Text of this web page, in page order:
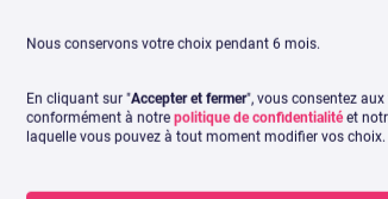
sociaux d’ailleurs !
Un Post qui génère des
d’actualité ou en suggestion.
Nous conservons votre choix pendant 6 mois.
En cliquant sur "Accepter et fermer", vous consentez
conformément à notre politique de confidentialitéet
laquelle vous pouvez à tout moment modifier vos choix.